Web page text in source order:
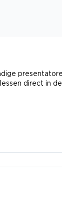
direct in